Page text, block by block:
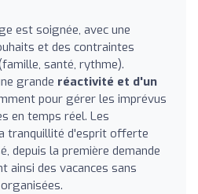
est soignée, avec une
et des contraintes
santé, rythme).
grande réactivité et d'un
pour gérer les imprévus
en temps réel. Les
tranquillité d'esprit offerte
depuis la première demande
ainsi des vacances sans